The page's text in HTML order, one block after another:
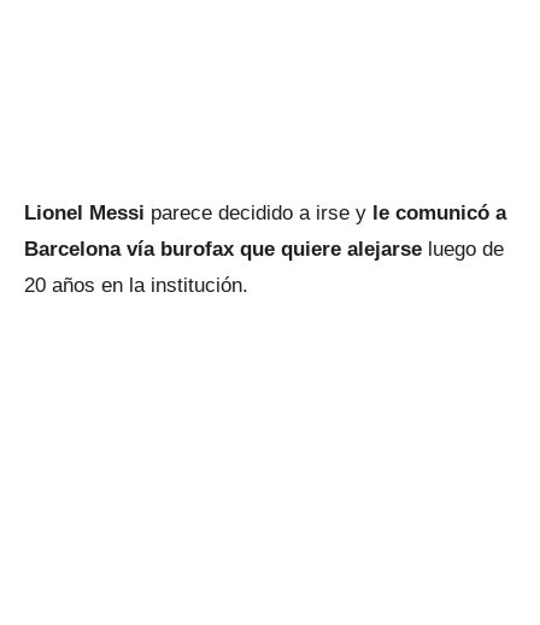
Lionel Messi parece decidido a irse y le comunicó a
Barcelona vía burofax que quiere alejarse luego de
20 años en la institución.